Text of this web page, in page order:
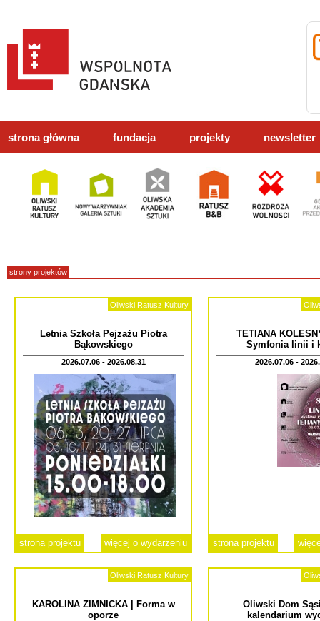
strona główna fundacja projekty newsletter
strony projektów
Oliwski Ratusz Kultury
Letnia Szkoła Pejzażu Piotra
Bąkowskiego
2026.07.06 - 2026.08.31
strona projektu więcej o wydarzeniu
TETIANA
Symfonia linii i
2026.07.06 -
strona projektu
Oliwski Ratusz Kultury
KAROLINA ZIMNICKA | Forma w
oporze
Oliwski Dom
kalendarium